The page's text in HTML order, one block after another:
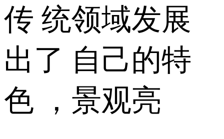
传 统领域发展
出了 自己的特
色 ，景观亮